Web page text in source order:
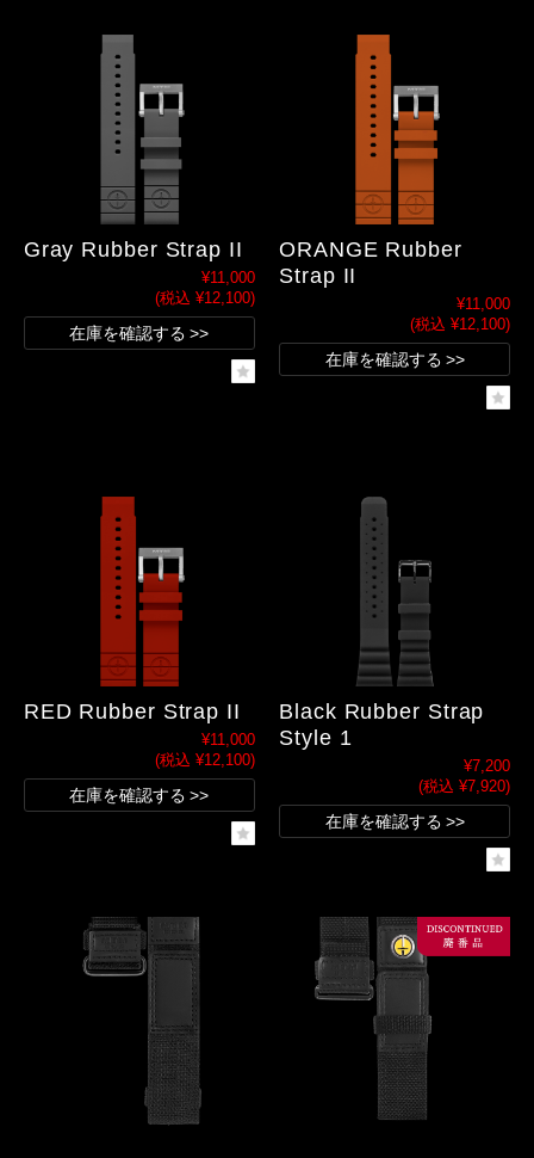
Gray Rubber Strap II
¥11,000
(税込 ¥12,100)
在庫を確認する
ORANGE Rubber
Strap II
¥11,000
(税込 ¥12,100)
在庫を確認する
RED Rubber Strap II
¥11,000
(税込 ¥12,100)
在庫を確認する
Black Rubber Strap
Style 1
¥7,200
(税込 ¥7,920)
在庫を確認する